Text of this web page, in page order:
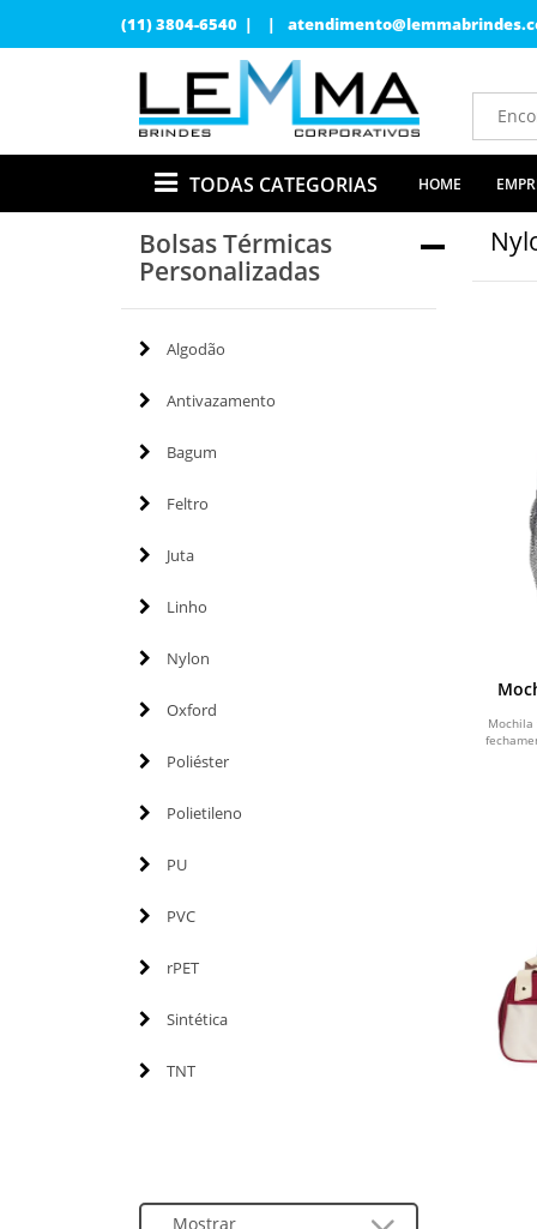
(11) 3804-6540 | |
TODAS CATEGORIAS HOME
Bolsas Térmicas
Personalizadas
Algodão
Antivazamento
Bagum
Feltro
Juta
Linho
Nylon
Oxford
Poliéster
Polietileno
PU
PVC
rPET
Sintética
TNT